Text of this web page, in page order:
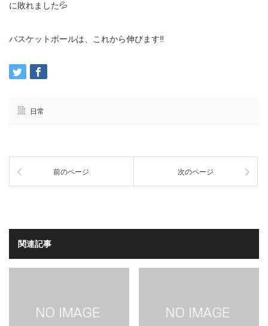
に敗れました💦
バスケットボールは、これから伸びます‼️
日常
前のページ 次のページ
関連記事